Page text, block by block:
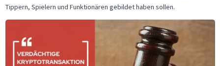
Tippern, Spielern und Funktionären gebildet haben sollen.